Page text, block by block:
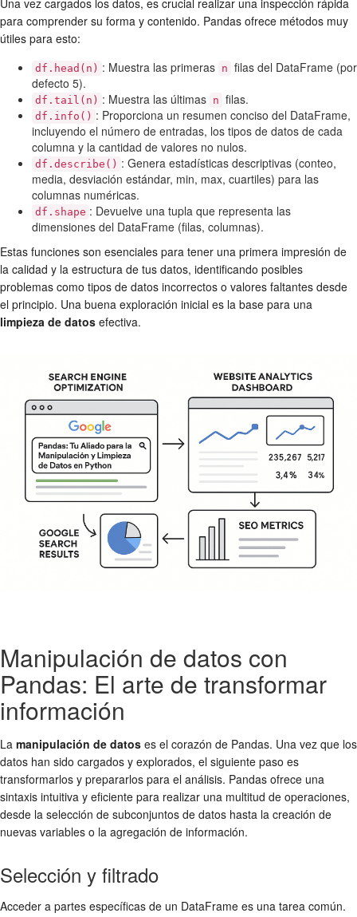
para comprender su forma y contenido. Pandas ofrece métodos muy
útiles para esto:
df.head(n) : Muestra las primeras n filas del DataFrame (por
defecto 5).
df.tail(n) : Muestra las últimas n filas.
df.info() : Proporciona un resumen conciso del DataFrame,
incluyendo el número de entradas, los tipos de datos de cada
columna y la cantidad de valores no nulos.
df.describe() : Genera estadísticas descriptivas (conteo,
media, desviación estándar, min, max, cuartiles) para las
columnas numéricas.
df.shape : Devuelve una tupla que representa las
dimensiones del DataFrame (filas, columnas).
Estas funciones son esenciales para tener una primera impresión de
la calidad y la estructura de tus datos, identificando posibles
problemas como tipos de datos incorrectos o valores faltantes desde
el principio. Una buena exploración inicial es la base para una
limpieza de datos efectiva.
Manipulación de datos con
Pandas: El arte de transformar
información
La manipulación de datos es el corazón de Pandas. Una vez que los
datos han sido cargados y explorados, el siguiente paso es
transformarlos y prepararlos para el análisis. Pandas ofrece una
sintaxis intuitiva y eficiente para realizar una multitud de operaciones,
desde la selección de subconjuntos de datos hasta la creación de
nuevas variables o la agregación de información.
Selección y filtrado
Acceder a partes específicas de un DataFrame es una tarea común.